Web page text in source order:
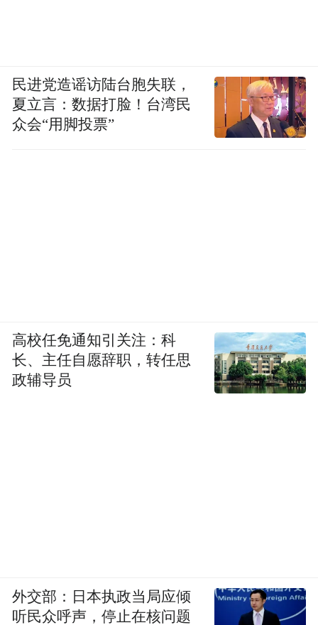
民进党造谣访陆台胞失联，
夏立言：数据打脸！台湾民
众会“用脚投票”
高校任免通知引关注：科
长、主任自愿辞职，转任思
政辅导员
外交部：日本执政当局应倾
听民众呼声，停止在核问题